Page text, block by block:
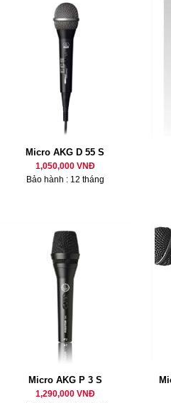
Micro AKG D 55 S
1,050,000 VNĐ
Bảo hành : 12 tháng
Micro AKG P 3 S
1,290,000 VNĐ